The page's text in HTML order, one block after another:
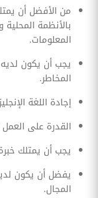
من الأفضل أن
بالأنظمة
المعلومات.
يجب أن يكون
المخاطر.
إجادة اللغة
القدرة على
يجب أن يمتلك
يفضل أن يكون
المجال.